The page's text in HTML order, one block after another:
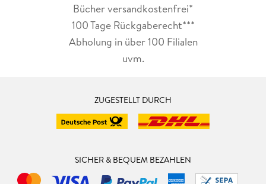
Bücher versandkostenfrei*
100 Tage Rückgaberecht***
Abholung in über 100 Filialen
uvm.
ZUGESTELLT DURCH
SICHER & BEQUEM BEZAHLEN